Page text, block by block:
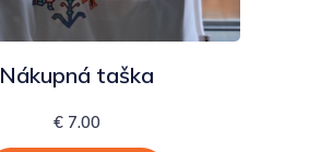
Nákupná taška
€7.00